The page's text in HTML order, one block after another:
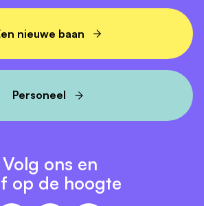
nieuwe baan
Personeel
Volg ons en
op de hoogte